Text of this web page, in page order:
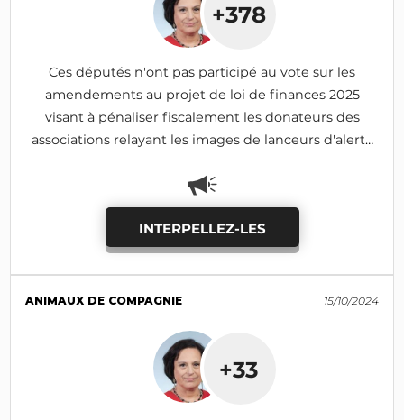
+378
Ces députés n'ont pas participé au vote sur les
amendements au projet de loi de finances 2025
visant à pénaliser fiscalement les donateurs des
associations relayant les images de lanceurs d'alerte
INTERPELLEZ-LES
ANIMAUX DE COMPAGNIE 15/10/2024
+33